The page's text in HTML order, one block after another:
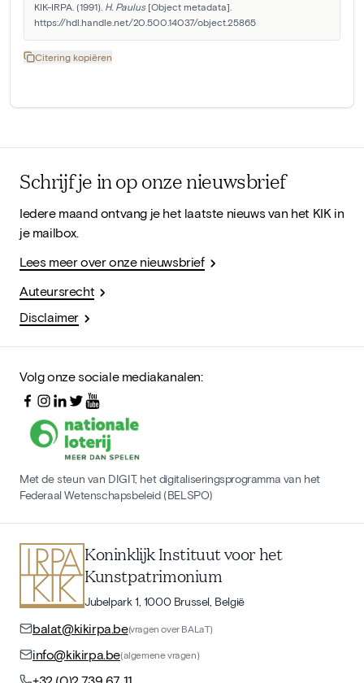
KIK-IRPA. (1991). H. Paulus [Object metadata].
https://hdl.handle.net/20.500.14037/object.25865
Citering kopiëren
Schrijf je in op onze nieuwsbrief
Iedere maand ontvang je het laatste nieuws van het KIK in
je mailbox.
Lees meer over onze nieuwsbrief
Auteursrecht
Disclaimer
Volg onze sociale mediakanalen:
Met de steun van DIGIT, het digitaliseringsprogramma van het
Federaal Wetenschapsbeleid (BELSPO)
Koninklijk Instituut voor het
Kunstpatrimonium
Jubelpark 1, 1000 Brussel, België
balat@kikirpa.be(vragen over BALaT)
info@kikirpa.be(algemene vragen)